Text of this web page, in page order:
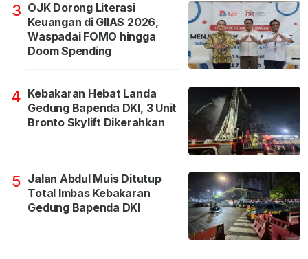
3 OJK Dorong Literasi
Keuangan di GIIAS 2026,
Waspadai FOMO hingga
Doom Spending
4 Kebakaran Hebat Landa
Gedung Bapenda DKI, 3 Unit
Bronto Skylift Dikerahkan
5 Jalan Abdul Muis Ditutup
Total Imbas Kebakaran
Gedung Bapenda DKI